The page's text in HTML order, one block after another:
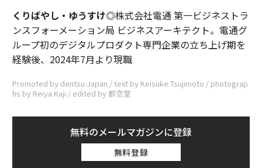
くりばやし・ゆうすけ◎株式会社電通 第一ビジネストラ
ンスフォーメーション局 ビジネスアーキテクト。電通グ
ループ初のデジタルプロダクト専門企業の立ち上げ期を
経験後、2024年7月より現職
Promoted by dentsu Japan / text by Keisuke Tsujimoto / photograp
hs by Reiya Kaji / edited by 都恋堂
無料のメールマガジンに登録
無料登録